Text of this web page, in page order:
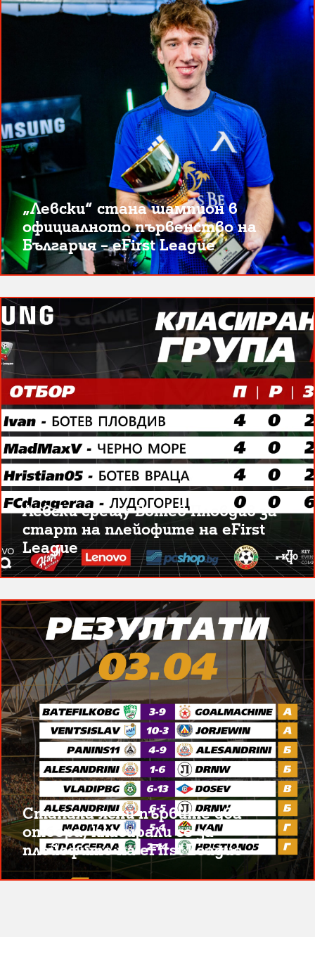
„Левски“ стана шампион в
официалното първенство на
България – eFirst League
Левски срещу Ботев Пловдив за
старт на плейофите на eFirst
League
Станаха ясни първите два
отбора, класирали се за
плейофите на eFirst League